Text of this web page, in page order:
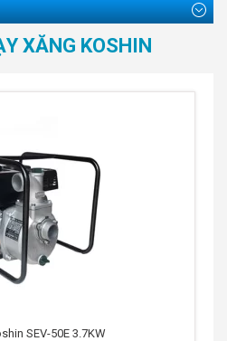
XĂNG KOSHIN
SEV-50E 3.7KW